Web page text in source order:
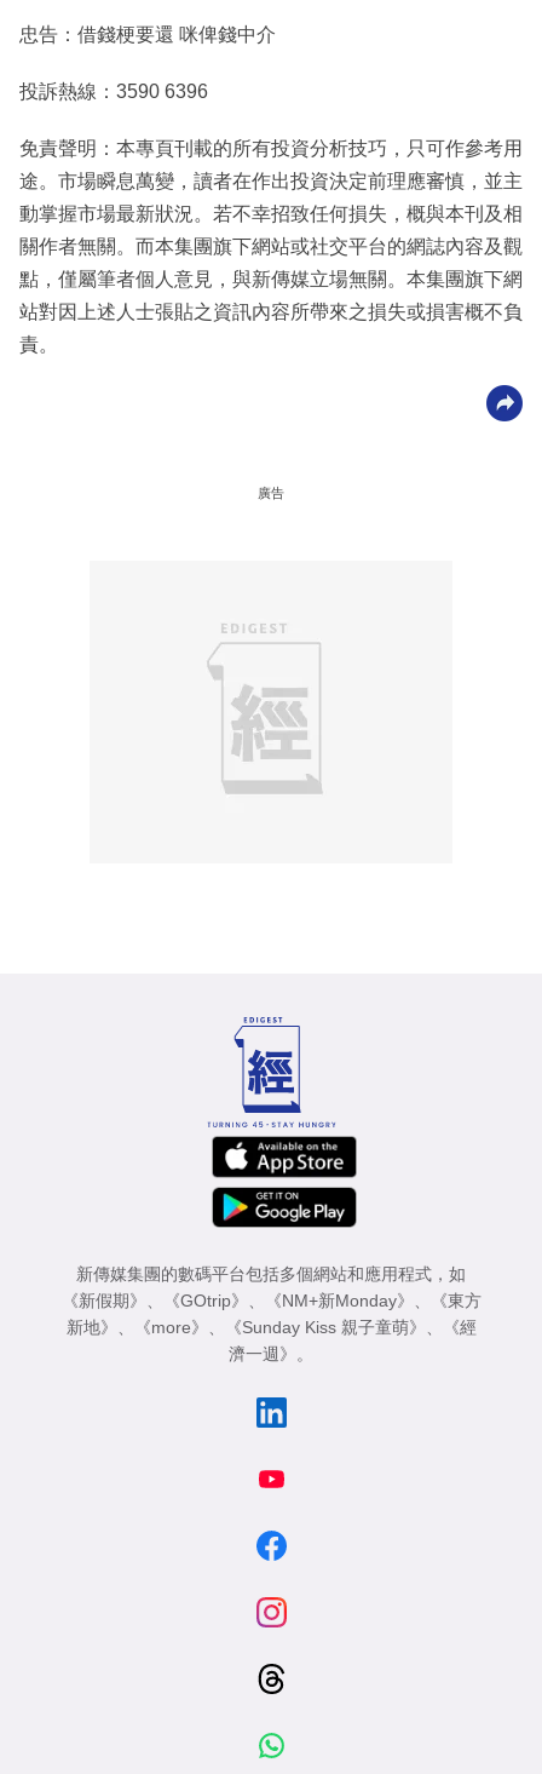
忠告：借錢梗要還 咪俾錢中介
投訴熱線：3590 6396
免責聲明：本專頁刊載的所有投資分析技巧，只可作參考用
途。市場瞬息萬變，讀者在作出投資決定前理應審慎，並主
動掌握市場最新狀況。若不幸招致任何損失，概與本刊及相
關作者無關。而本集團旗下網站或社交平台的網誌內容及觀
點，僅屬筆者個人意見，與新傳媒立場無關。本集團旗下網
站對因上述人士張貼之資訊內容所帶來之損失或損害概不負
責。
廣告
新傳媒集團的數碼平台包括多個網站和應用程式，如
《新假期》
《GOtrip》 《NM+新Monday》
《東方
新地》
《more》 《Sunday Kiss 親子童萌》
《經
濟一週》
。